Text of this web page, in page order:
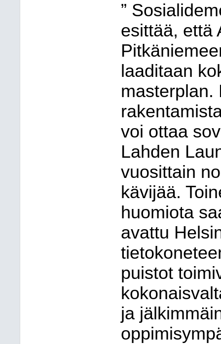
”
esittää, että
laaditaan
masterplan.
voi ottaa
Lahden
vuosittain
kävijää.
huomiota
avattu
puistot
ja